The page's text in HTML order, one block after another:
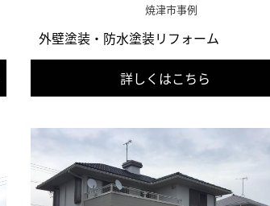
焼津市事例
外壁塗装・防水塗装リフォーム
詳しくはこちら